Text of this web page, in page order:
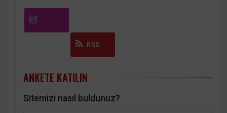
RSS
ANKETE KATILIN
Sitemizi nasıl buldunuz?